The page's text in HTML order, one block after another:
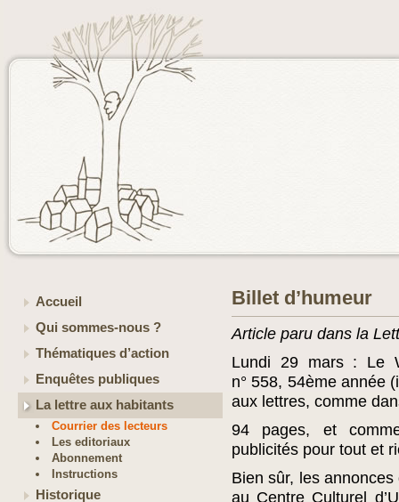
Accueil
Qui sommes-nous ?
Thématiques d’action
Enquêtes publiques
La lettre aux habitants
Courrier des lecteurs
Les editoriaux
Abonnement
Instructions
Historique
Billet d’humeur
Article paru dans la
Lundi 29 mars : Le
n° 558, 54ème année
aux lettres, comme
94 pages, et
publicités pour tout et
Bien sûr, les
au Centre Culturel